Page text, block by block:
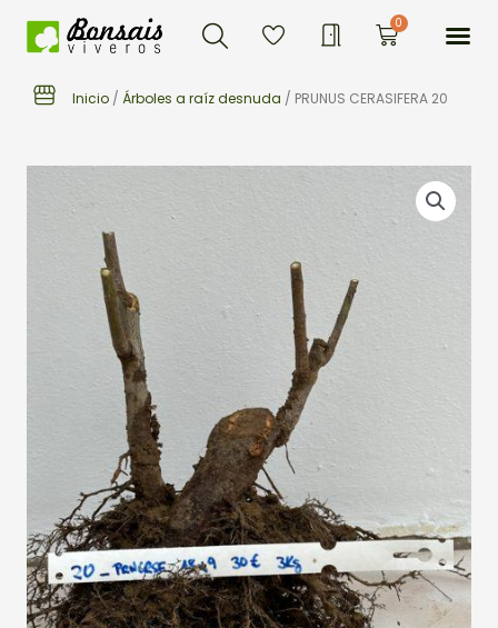
Buscar 0Carrito
Inicio / Árboles a raíz desnuda / PRUNUS CERASIFERA 20